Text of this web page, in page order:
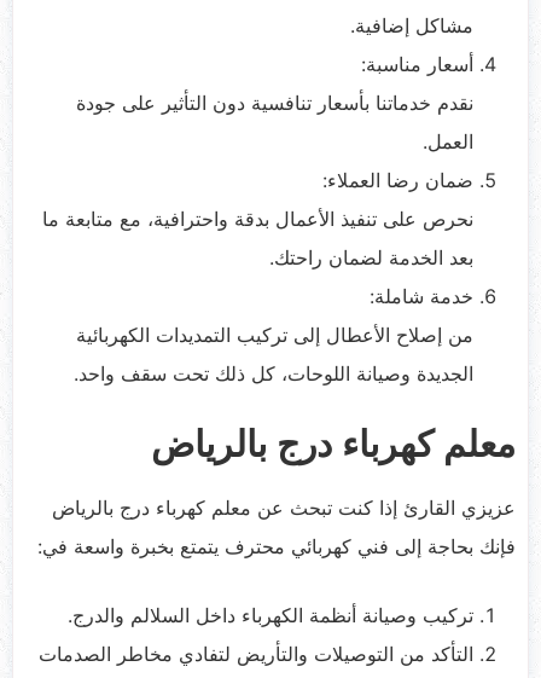
مشاكل إضافية.
أسعار مناسبة:
نقدم خدماتنا بأسعار تنافسية دون التأثير على جودة
العمل.
ضمان رضا العملاء:
نحرص على تنفيذ الأعمال بدقة واحترافية، مع متابعة ما
بعد الخدمة لضمان راحتك.
خدمة شاملة:
من إصلاح الأعطال إلى تركيب التمديدات الكهربائية
الجديدة وصيانة اللوحات، كل ذلك تحت سقف واحد.
معلم كهرباء درج بالرياض
عزيزي القارئ إذا كنت تبحث عن معلم كهرباء درج بالرياض
فإنك بحاجة إلى فني كهربائي محترف يتمتع بخبرة واسعة في:
تركيب وصيانة أنظمة الكهرباء داخل السلالم والدرج.
التأكد من التوصيلات والتأريض لتفادي مخاطر الصدمات